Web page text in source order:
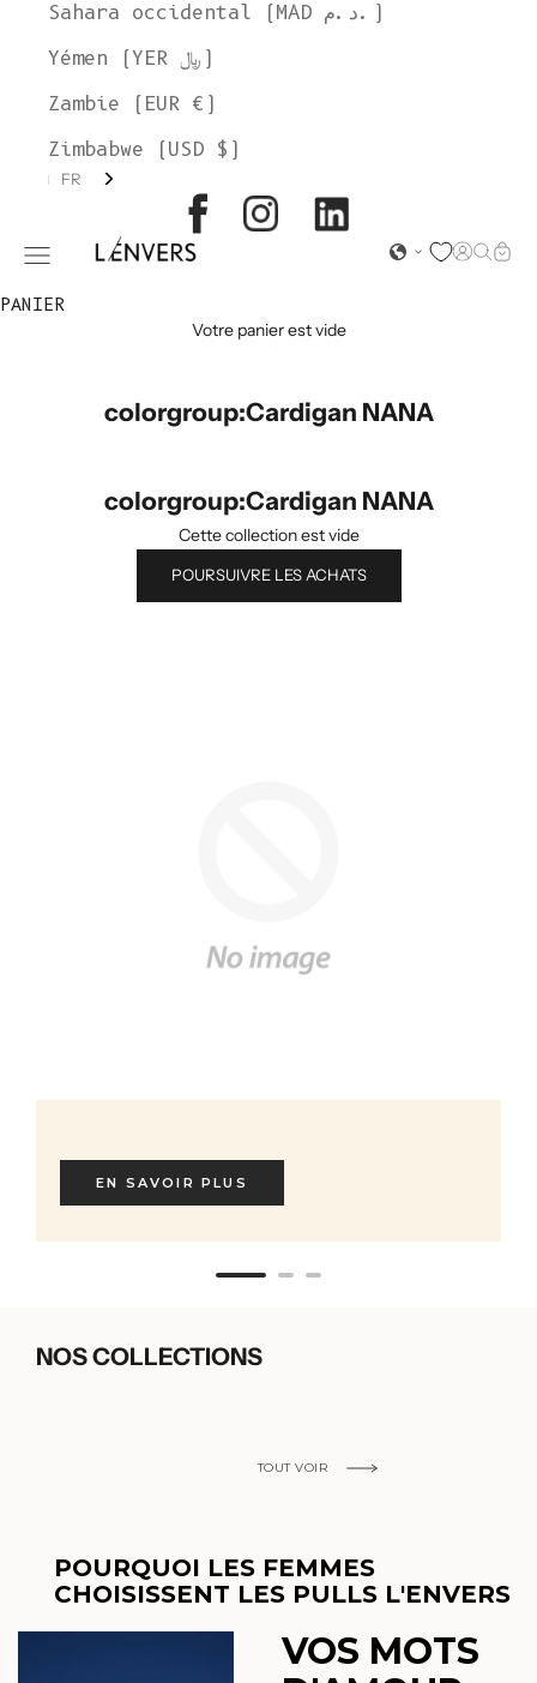
L'ENVERS
Ouvrir le menu de navigation Page
Sahara occidental (MAD د.م.)
Yémen (YER ﷼)
Zambie (EUR €)
Zimbabwe (USD $)
FR
PANIER
Votre panier est vide
colorgroup:Cardigan NANA
colorgroup:Cardigan NANA
Cette collection est vide
POURSUIVRE LES ACHATS
EN SAVOIR PLUS
NOS COLLECTIONS
TOUT VOIR
POURQUOI LES FEMMES
CHOISISSENT LES PULLS L'ENVERS
VOS MOTS